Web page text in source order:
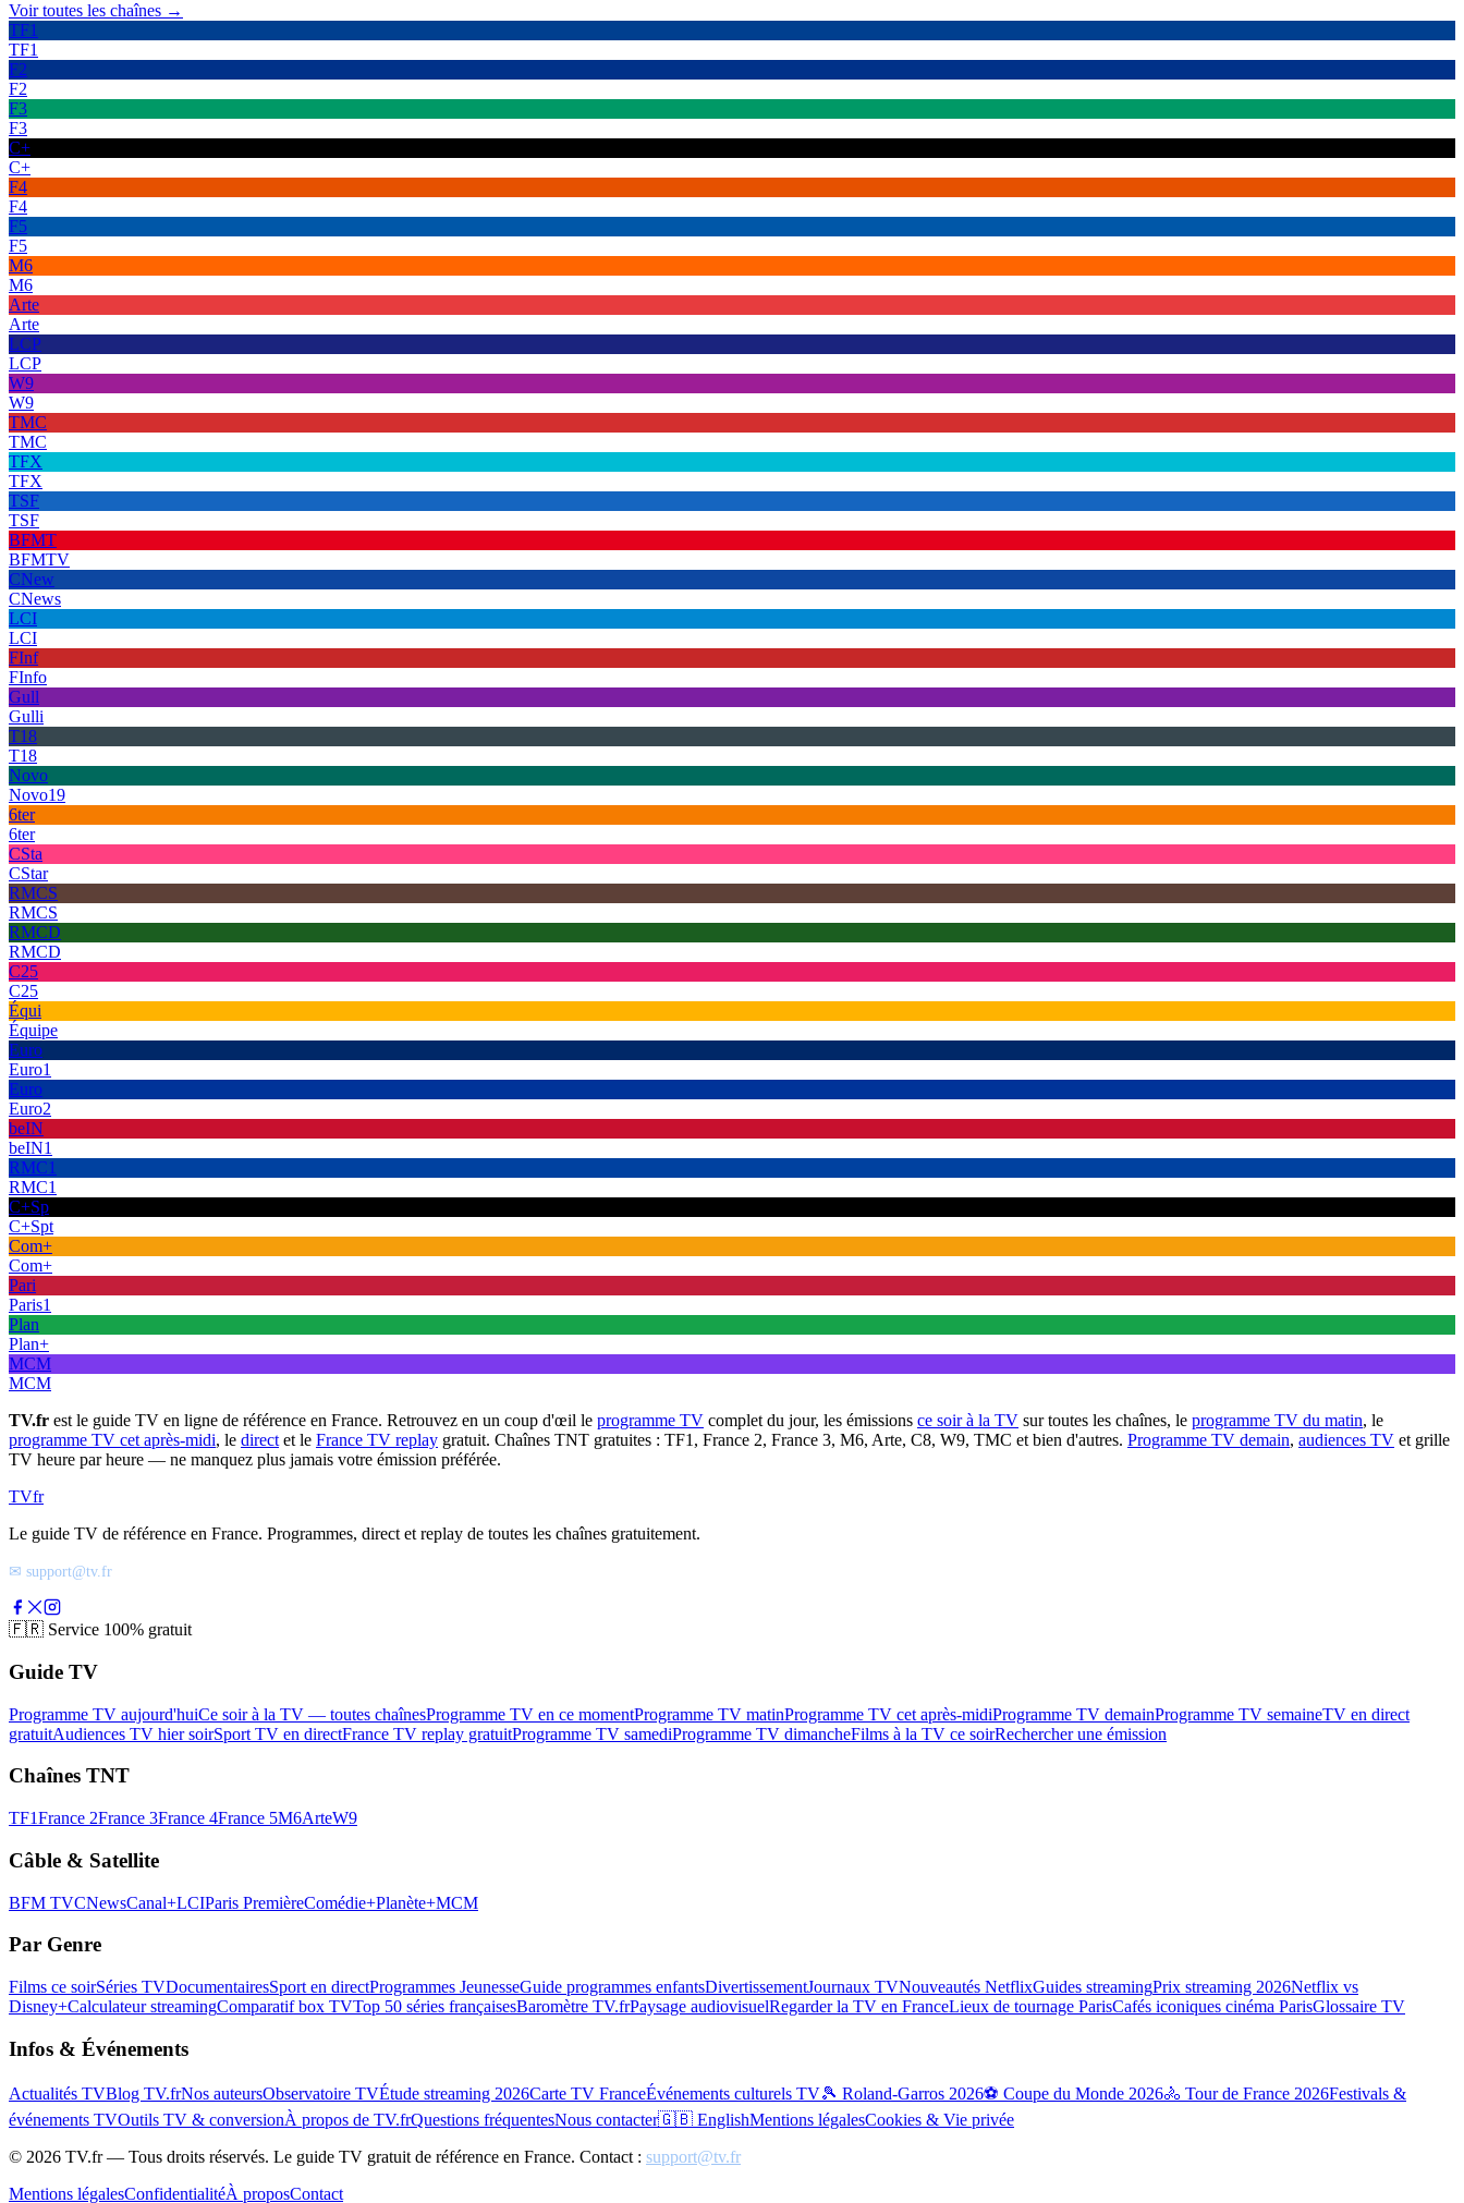
Voir toutes les chaînes →
TF1
TF1
F2
F2
F3
F3
C+
C+
F4
F4
F5
F5
M6
M6
Arte
Arte
LCP
LCP
W9
W9
TMC
TMC
TFX
TFX
TSF
TSF
BFMT
BFMTV
CNew
CNews
LCI
LCI
FInf
FInfo
Gull
Gulli
T18
T18
Novo
Novo19
6ter
6ter
CSta
CStar
RMCS
RMCS
RMCD
RMCD
C25
C25
Équi
Équipe
Euro
Euro1
Euro
Euro2
beIN
beIN1
RMC1
RMC1
C+Sp
C+Spt
Com+
Com+
Pari
Paris1
Plan
Plan+
MCM
MCM
TV.fr est le guide TV en ligne de référence en France. Retrouvez en un coup d'œil le programme TV complet du jour, les émissions ce soir à la TV sur toutes les chaînes, le programme TV du matin, le
programme TV cet après-midi, le direct et le France TV replay gratuit. Chaînes TNT gratuites : TF1, France 2, France 3, M6, Arte, C8, W9, TMC et bien d'autres. Programme TV demain, audiences TV et grille
TV heure par heure — ne manquez plus jamais votre émission préférée.
TVfr
Le guide TV de référence en France. Programmes, direct et replay de toutes les chaînes gratuitement.
✉ support@tv.fr
🇫🇷 Service 100% gratuit
Guide TV
Programme TV aujourd'huiCe soir à la TV — toutes chaînesProgramme TV en ce momentProgramme TV matinProgramme TV cet après-midiProgramme TV demainProgramme TV semaineTV en direct
gratuitAudiences TV hier soirSport TV en directFrance TV replay gratuitProgramme TV samediProgramme TV dimancheFilms à la TV ce soirRechercher une émission
Chaînes TNT
TF1France 2France 3France 4France 5M6ArteW9
Câble & Satellite
BFM TVCNewsCanal+LCIParis PremièreComédie+Planète+MCM
Par Genre
Films ce soirSéries TVDocumentairesSport en directProgrammes JeunesseGuide programmes enfantsDivertissementJournaux TVNouveautés NetflixGuides streamingPrix streaming 2026Netflix vs
Disney+Calculateur streamingComparatif box TVTop 50 séries françaisesBaromètre TV.frPaysage audiovisuelRegarder la TV en FranceLieux de tournage ParisCafés iconiques cinéma ParisGlossaire TV
Infos & Événements
Actualités TVBlog TV.frNos auteursObservatoire TVÉtude streaming 2026Carte TV FranceÉvénements culturels TV🎾 Roland-Garros 2026⚽ Coupe du Monde 2026🚴 Tour de France 2026Festivals &
événements TVOutils TV & conversionÀ propos de TV.frQuestions fréquentesNous contacter🇬🇧 EnglishMentions légalesCookies & Vie privée
© 2026 TV.fr — Tous droits réservés. Le guide TV gratuit de référence en France. Contact : support@tv.fr
Mentions légalesConfidentialitéÀ proposContact